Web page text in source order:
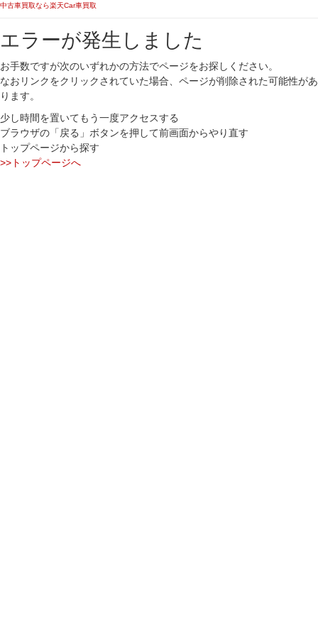
中古車買取なら楽天Car車買取
エラーが発生しました
お手数ですが次のいずれかの方法でページをお探しください。
なおリンクをクリックされていた場合、ページが削除された可能性があ
ります。
少し時間を置いてもう一度アクセスする
ブラウザの「戻る」ボタンを押して前画面からやり直す
トップページから探す
>>トップページへ